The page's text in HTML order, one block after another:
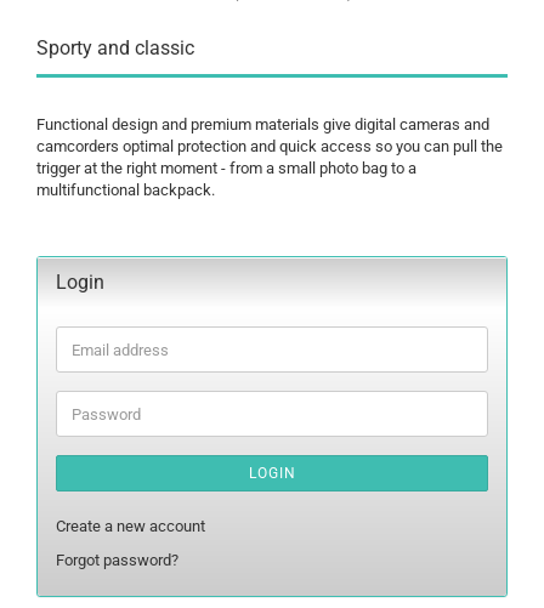
Sporty and classic
Functional design and premium materials give digital cameras and
camcorders optimal protection and quick access so you can pull the
trigger at the right moment - from a small photo bag to a
multifunctional backpack.
Login
Email
address
Password
LOGIN
Create a new account
Forgot password?